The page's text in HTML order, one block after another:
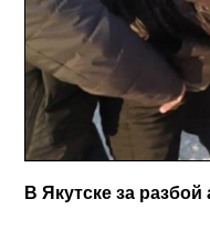
В Якутске за